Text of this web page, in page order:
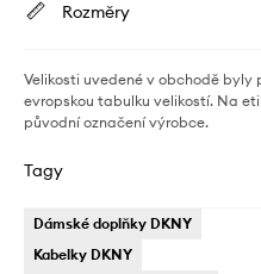
Rozměry
Velikosti uvedené v obchodě
evropskou tabulku velikostí. Na
původní označení výrobce.
Tagy
Dámské doplňky DKNY
Kabelky DKNY